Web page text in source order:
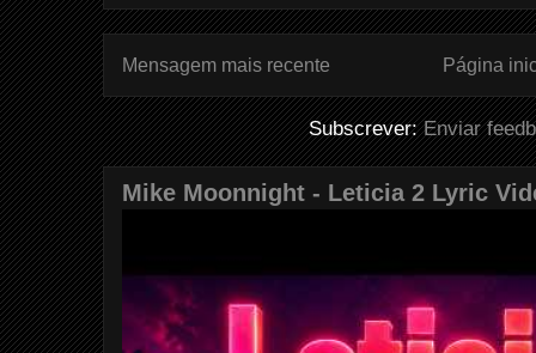
Mensagem mais recente Página
Subscrever:Enviar
Mike Moonnight - Leticia 2 Lyric